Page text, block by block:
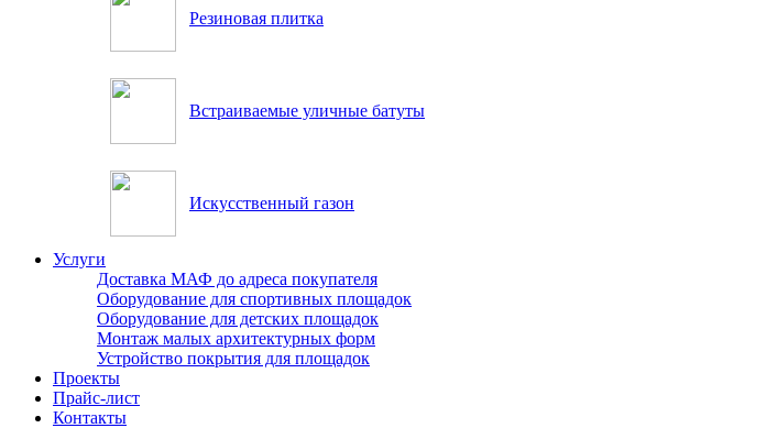
Резиновая плитка
Встраиваемые уличные батуты
Искусственный газон
Услуги
Доставка МАФ до адреса покупателя
Оборудование для спортивных площадок
Оборудование для детских площадок
Монтаж малых архитектурных форм
Устройство покрытия для площадок
Проекты
Прайс-лист
Контакты